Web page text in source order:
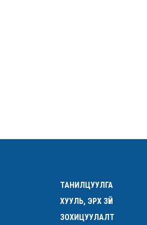
ТАНИЛЦУУЛГА
ХУУЛЬ, ЭРХ ЗҮЙ
ЗОХИЦУУЛАЛТ